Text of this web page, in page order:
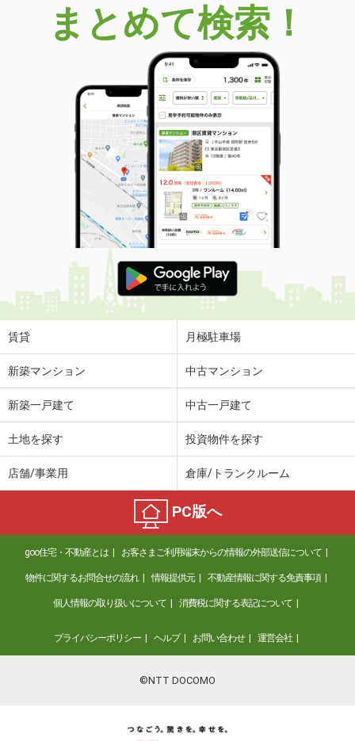
まとめて検索！
賃貸 月極駐車場
新築マンション 中古マンション
新築一戸建て 中古一戸建て
土地を探す 投資物件を探す
店舗/事業用 倉庫/トランクルーム
PC版へ
goo住宅・不動産とは お客さまご利用端末からの情報の外部送信について
物件に関するお問合せの流れ 情報提供元 不動産情報に関する免責事項
個人情報の取り扱いについて 消費税に関する表記について
プライバシーポリシー ヘルプ お問い合わせ 運営会社
©NTT DOCOMO